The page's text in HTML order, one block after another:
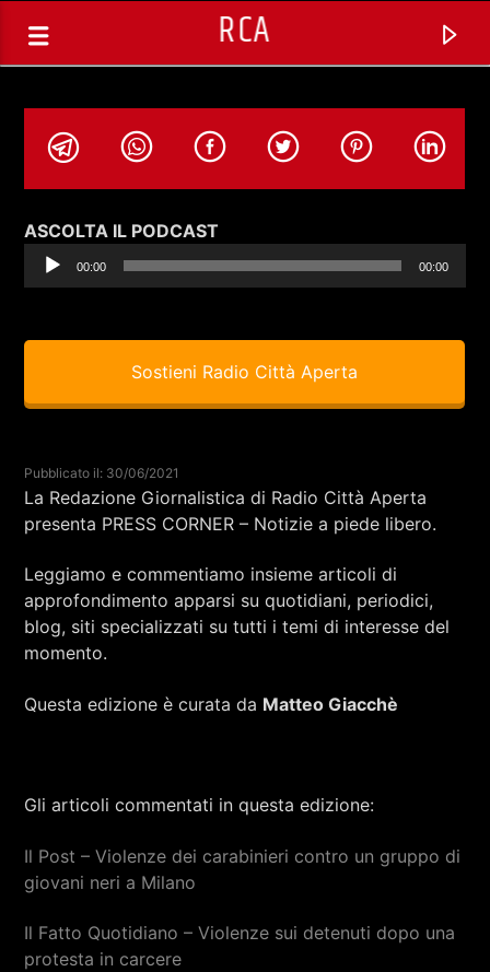
RCA
SELEZIONI MUSICALI
RCA - Radio città aperta
+393401974468
ASCOLTA IL PODCAST
Player
00:00 00:00
Sostieni Radio Città Aperta
Pubblicato il: 30/06/2021
La Redazione Giornalistica di Radio Città Aperta
presenta PRESS CORNER – Notizie a piede libero.
Leggiamo e commentiamo insieme articoli di
approfondimento apparsi su quotidiani, periodici,
blog, siti specializzati su tutti i temi di interesse del
momento.
Questa edizione è curata da Matteo Giacchè
Gli articoli commentati in questa edizione:
Il Post – Violenze dei carabinieri contro un gruppo di
giovani neri a Milano
Il Fatto Quotidiano – Violenze sui detenuti dopo una
protesta in carcere